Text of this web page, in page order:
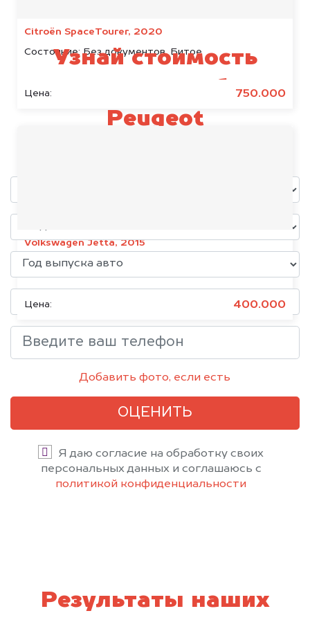
Citroën SpaceTourer, 2020
Состояние:Без документов, Битое
Цена: 750.000
Volkswagen Jetta, 2015
Состояние:Без документов
Цена: 400.000
Узнай стоимость
своего автомобиля
Peugeot
Добавить фото, если есть
ОЦЕНИТЬ
Я даю согласие на обработку своих
персональных данных и соглашаюсь с
политикой конфиденциальности
Результаты наших